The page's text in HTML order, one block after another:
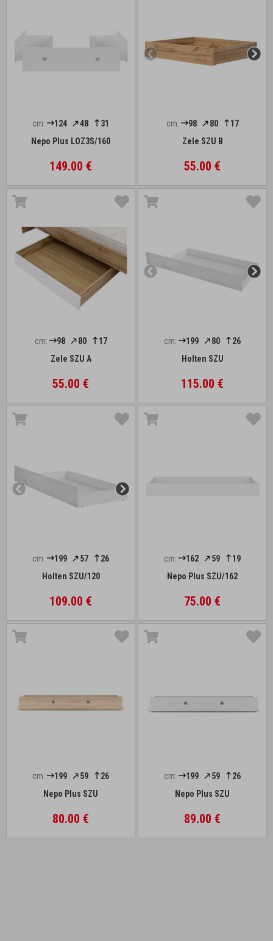
cm: 124 48
31
Nepo Plus LOZ3S/160
149.00 €
cm: 98 80
17
Zele SZU B
55.00 €
cm: 98 80
17
Zele SZU A
55.00 €
cm: 199 80
26
Holten SZU
115.00 €
cm: 199 57
26
Holten SZU/120
109.00 €
cm: 162 59
19
Nepo Plus SZU/162
75.00 €
cm: 199 59
26
Nepo Plus SZU
80.00 €
cm: 199 59
26
Nepo Plus SZU
89.00 €